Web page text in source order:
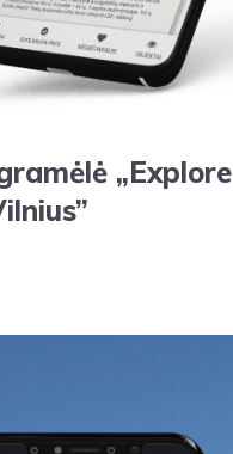
„Explore